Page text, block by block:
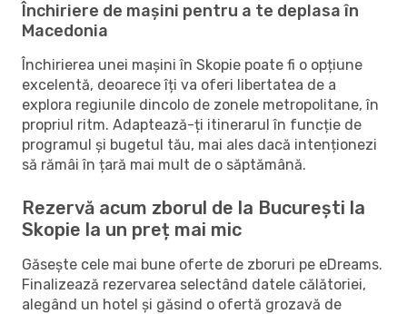
Închiriere de mașini pentru a te deplasa în
Macedonia
Închirierea unei mașini în Skopie poate fi o opțiune
excelentă, deoarece îți va oferi libertatea de a
explora regiunile dincolo de zonele metropolitane, în
propriul ritm. Adaptează-ți itinerarul în funcție de
programul și bugetul tău, mai ales dacă intenționezi
să rămâi în țară mai mult de o săptămână.
Rezervă acum zborul de la București la
Skopie la un preț mai mic
Găsește cele mai bune oferte de zboruri pe eDreams.
Finalizează rezervarea selectând datele călătoriei,
alegând un hotel și găsind o ofertă grozavă de